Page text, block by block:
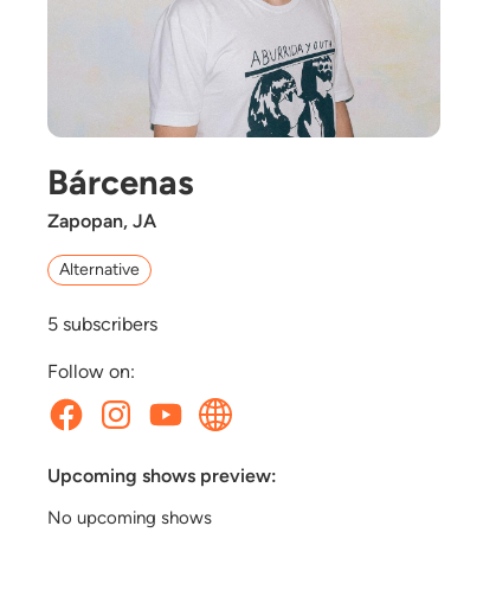
Bárcenas
Zapopan, JA
Alternative
5 subscribers
Follow on:
Upcoming shows preview:
No upcoming shows